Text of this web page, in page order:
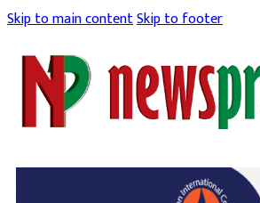
Skip to main contentSkip to footer